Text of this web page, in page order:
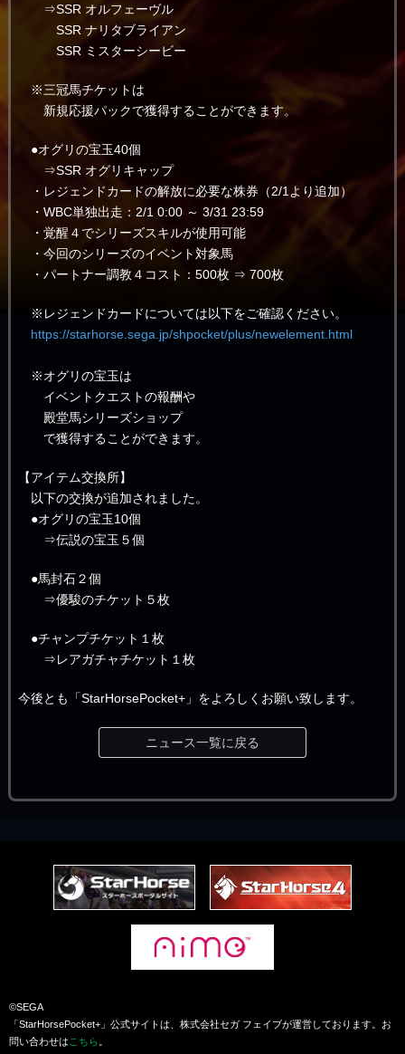
⇒SSR オルフェーヴル
SSR ナリタブライアン
SSR ミスターシービー
※三冠馬チケットは
新規応援パックで獲得することができます。
●オグリの宝玉40個
⇒SSR オグリキャップ
・レジェンドカードの解放に必要な株券（2/1より追加）
・WBC単独出走：2/1 0:00 ～ 3/31 23:59
・覚醒４でシリーズスキルが使用可能
・今回のシリーズのイベント対象馬
・パートナー調教４コスト：500枚 ⇒ 700枚
※レジェンドカードについては以下をご確認ください。
https://starhorse.sega.jp/shpocket/plus/newelement.html
※オグリの宝玉は
イベントクエストの報酬や
殿堂馬シリーズショップ
で獲得することができます。
【アイテム交換所】
以下の交換が追加されました。
●オグリの宝玉10個
⇒伝説の宝玉５個
●馬封石２個
⇒優駿のチケット５枚
●チャンプチケット１枚
⇒レアガチャチケット１枚
今後とも「StarHorsePocket+」をよろしくお願い致します。
ニュース一覧に戻る
©SEGA
「StarHorsePocket+」公式サイトは、株式会社セガ フェイブが運営しております。お
問い合わせは こちら 。